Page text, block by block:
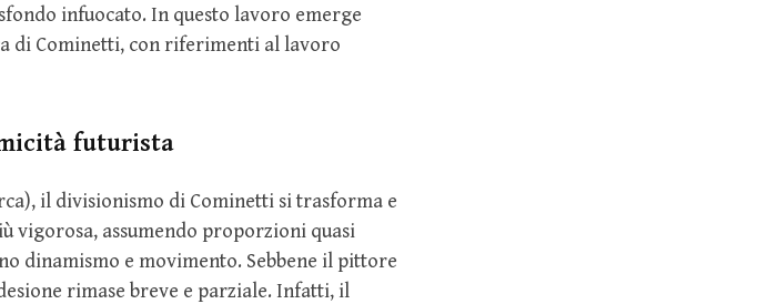
infuocato. In questo lavoro emerge
di Cominetti, con riferimenti al lavoro
futurista
il divisionismo di Cominetti si trasforma e
vigorosa, assumendo proporzioni quasi
dinamismo e movimento. Sebbene il pittore
rimase breve e parziale. Infatti, il